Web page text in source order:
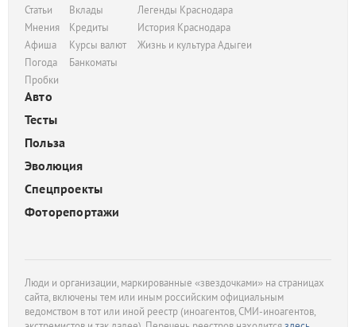
Статьи
Мнения
Афиша
Погода
Пробки
Вклады
Кредиты
Курсы валют
Банкоматы
Легенды Краснодара
История Краснодара
Жизнь и культура Адыгеи
Авто
Тесты
Польза
Эволюция
Спецпроекты
Фоторепортажи
Люди и организации, маркированные «звездочками» на страницах
сайта, включены тем или иным российским официальным
ведомством в тот или иной реестр (иноагентов, СМИ-иноагентов,